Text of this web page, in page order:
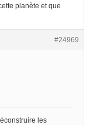
planète et que
#24969
les